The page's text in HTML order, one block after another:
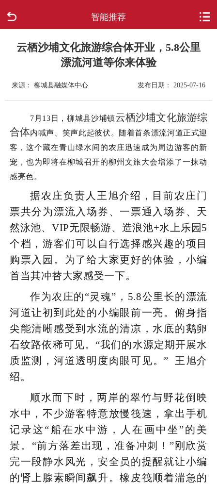
智能推荐
走进柳城
政府信息公开
互动回应
数据专题
云栖沙埔文化旅游综合体开业，5.8公里
漂流河道等你来体验
来源： 柳城县融媒体中心 发布日期： 2025-07-16
7月13日，柳城县沙埔镇云栖沙埔文化旅游综
合体内喊声、笑声此起彼伏。随着首条漂流河道正式迎
客，这个藏在青山绿水间的农庄迅速成为周边游客的新
宠，也为即将在柳城召开的柳州文旅大会增添了一抹动
感亮色。
据农庄负责人王旭介绍，目前农庄门
票共分为漂流入场券、一票通入场券、天
然泳池、VIP无限畅游、造浪池+水上乐园5
个档，游客们可以自行选择感兴趣的项目
购票入园。为了给大家更好的体验，小编
首当其冲替大家感受一下。
作为农庄的“灵魂”，5.8公里长的漂流
河道让初到此处的小编眼前一亮。俯身指
尖能清晰感受到水流的清凉，水底的鹅卵
石纹路依稀可见。“我们的水源定期开展水
质监测，河道透明度肉眼可见。” 王旭介
绍。
顺水而下时，两岸的翠竹与野花倒映
水中，不少游客特意放慢筏速，拿出手机
记录这“船在水中游，人在画中坐”的美
景。“前方落差出现，准备冲刺！”刚欣赏
完一段静水风光，安全员的提醒就让小编
的肾上腺素瞬间飙升。橡皮筏顺着湍急的